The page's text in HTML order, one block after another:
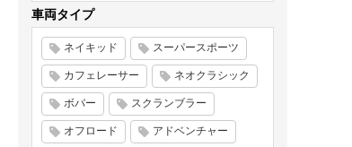
車両タイプ
ネイキッド スーパースポーツ
カフェレーサー ネオクラシック
ボバー スクランブラー
オフロード アドベンチャー